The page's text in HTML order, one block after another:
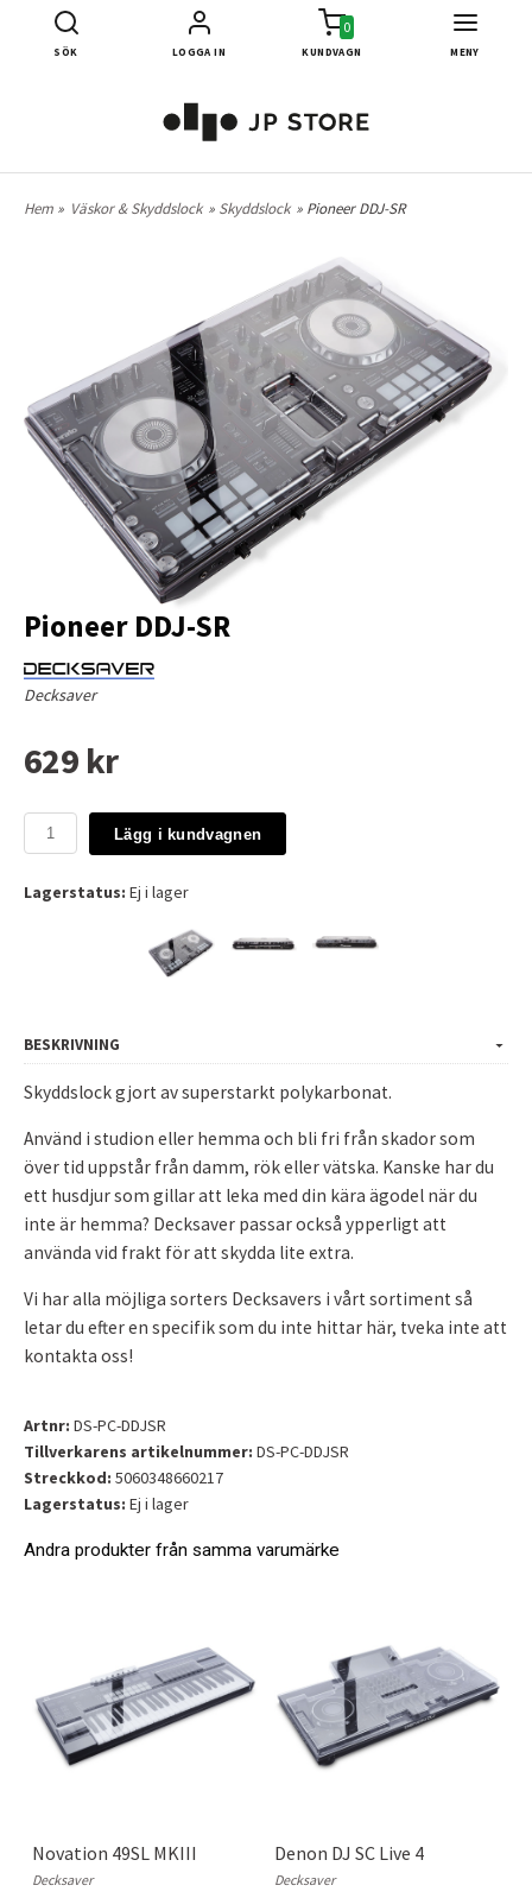
SÖK LOGGA IN
0
KUNDVAGN MENY
Hem » Väskor & Skyddslock » Skyddslock » Pioneer DDJ-SR
Pioneer DDJ-SR
Decksaver
629 kr
Lägg i kundvagnen
Lagerstatus: Ej i lager
BESKRIVNING
Skyddslock gjort av superstarkt polykarbonat.
Använd i studion eller hemma och bli fri från skador som
över tid uppstår från damm, rök eller vätska. Kanske har du
ett husdjur som gillar att leka med din kära ägodel när du
inte är hemma? Decksaver passar också ypperligt att
använda vid frakt för att skydda lite extra.
Vi har alla möjliga sorters Decksavers i vårt sortiment så
letar du efter en specifik som du inte hittar här, tveka inte att
kontakta oss!
Artnr: DS-PC-DDJSR
Tillverkarens artikelnummer: DS-PC-DDJSR
Streckkod: 5060348660217
Lagerstatus: Ej i lager
Andra produkter från samma varumärke
Novation 49SL MKIII
Decksaver
Denon DJ SC Live 4
Decksaver